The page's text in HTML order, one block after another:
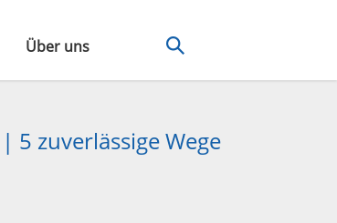
Über uns
zuverlässige Wege